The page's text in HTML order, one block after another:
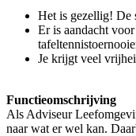
Het is gezellig! De
Er is aandacht
Je krijgt veel
Functieomschrijving
Als Adviseur
naar wat er wel kan.